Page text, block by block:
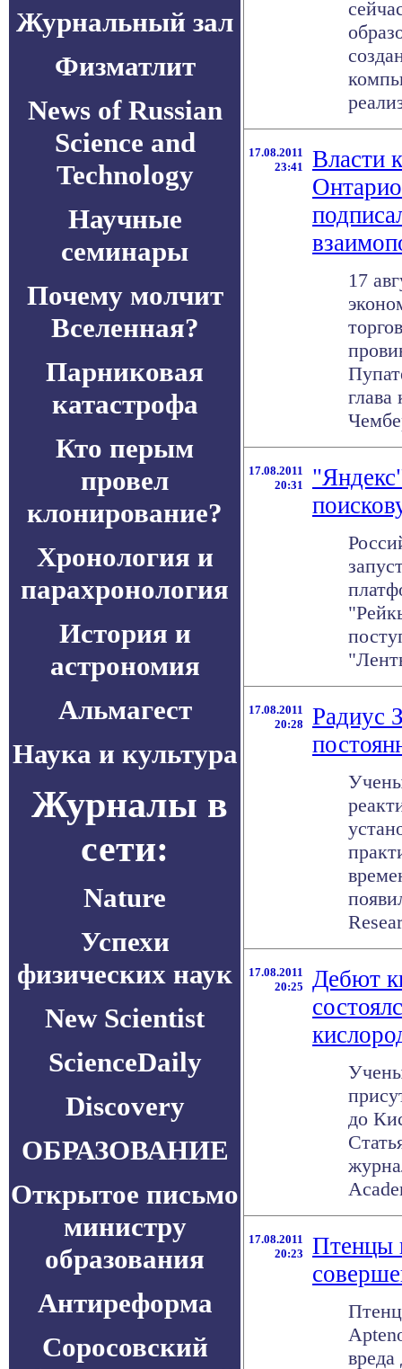
Журнальный зал
Физматлит
News of Russian
Science and
Technology
Научные
семинары
Почему молчит
Вселенная?
Парниковая
катастрофа
Кто перым
провел
клонирование?
Хронология и
парахронология
История и
астрономия
Альмагест
Наука и культура
Журналы в
сети:
Nature
Успехи
физических наук
New Scientist
ScienceDaily
Discovery
ОБРАЗОВАНИЕ
Открытое письмо
министру
образования
Антиреформа
Соросовский
17.08.2011
23:41
Власти
17
17.08.2011
20:31
17.08.2011
20:28
Радиус
17.08.2011
20:25
Дебют
до
17.08.2011
20:23
Птенцы
вреда